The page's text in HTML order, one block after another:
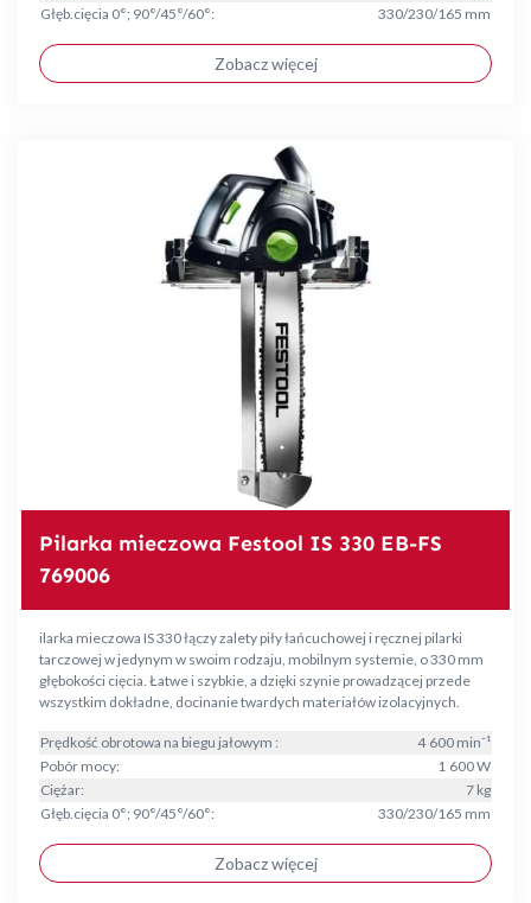
Głęb.cięcia 0°; 90°/45°/60°:
330/230/165 mm
Zobacz więcej
Pilarka mieczowa Festool IS 330 EB-FS
769006
ilarka mieczowa IS 330 łączy zalety piły łańcuchowej i ręcznej pilarki
tarczowej w jedynym w swoim rodzaju, mobilnym systemie, o 330 mm
głębokości cięcia. Łatwe i szybkie, a dzięki szynie prowadzącej przede
wszystkim dokładne, docinanie twardych materiałów izolacyjnych.
Prędkość obrotowa na biegu jałowym :
4 600 min⁻¹
Pobór mocy:
1 600 W
Ciężar:
7 kg
Głęb.cięcia 0°; 90°/45°/60°:
330/230/165 mm
Zobacz więcej